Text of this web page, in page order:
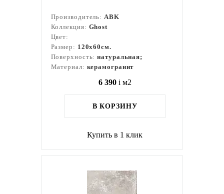
Производитель:ABK
Коллекция: Ghost
Цвет:
Размер: 120x60см.
Поверхность:натуральная;
Материал: керамогранит
6 390 i м2
В КОРЗИНУ
Купить в 1 клик